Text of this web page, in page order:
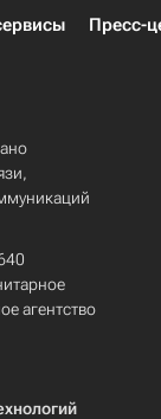
Пресс-
агентство